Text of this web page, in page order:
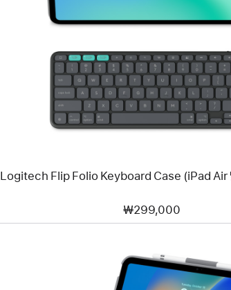
-
Flip
Folio
Keyboard
Case
(iPad
Air
iPad
Logitech Flip Folio Keyboard Case (iPad Air
₩299,000